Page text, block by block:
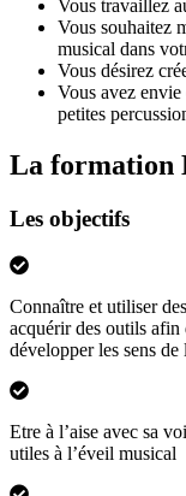
Vous travaillez
Vous souhaitez
musical dans
Vous désirez
Vous avez
petites
La formation
Les objectifs
Connaître et utiliser
acquérir des outils afin
développer les sens de
Etre à l’aise avec sa
utiles à l’éveil musical